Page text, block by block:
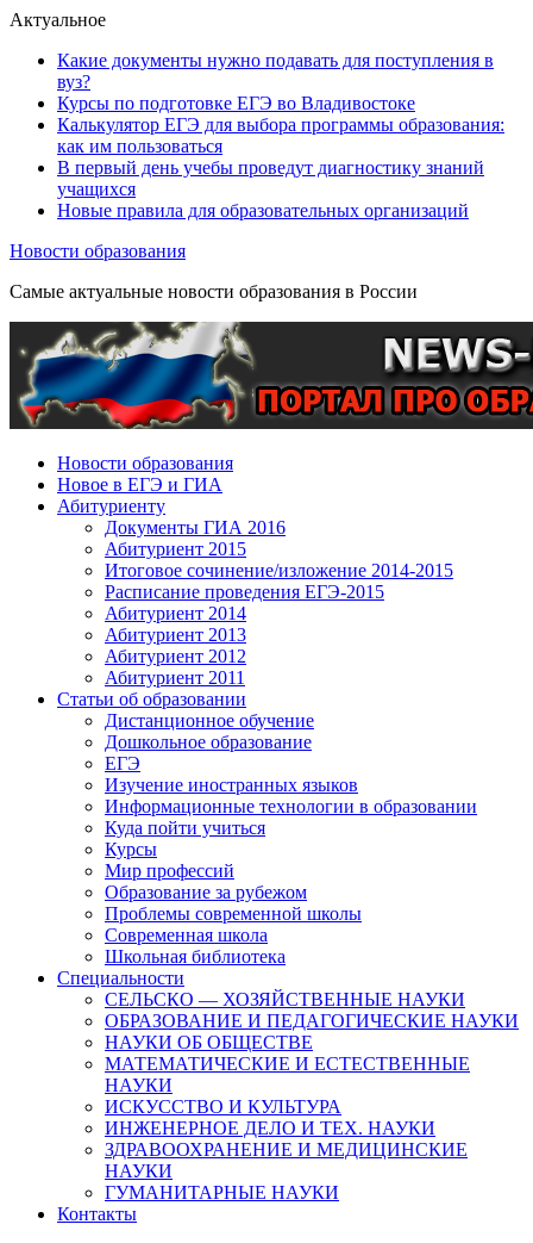
Актуальное
Какие документы нужно подавать для поступления в
вуз?
Курсы по подготовке ЕГЭ во Владивостоке
Калькулятор ЕГЭ для выбора программы образования:
как им пользоваться
В первый день учебы проведут диагностику знаний
учащихся
Новые правила для образовательных организаций
Новости образования
Самые актуальные новости образования в России
Новости образования
Новое в ЕГЭ и ГИА
Абитуриенту
Документы ГИА 2016
Абитуриент 2015
Итоговое сочинение/изложение 2014-2015
Расписание проведения ЕГЭ-2015
Абитуриент 2014
Абитуриент 2013
Абитуриент 2012
Абитуриент 2011
Статьи об образовании
Дистанционное обучение
Дошкольное образование
ЕГЭ
Изучение иностранных языков
Информационные технологии в образовании
Куда пойти учиться
Курсы
Мир профессий
Образование за рубежом
Проблемы современной школы
Современная школа
Школьная библиотека
Специальности
СЕЛЬСКО — ХОЗЯЙСТВЕННЫЕ НАУКИ
ОБРАЗОВАНИЕ И ПЕДАГОГИЧЕСКИЕ НАУКИ
НАУКИ ОБ ОБЩЕСТВЕ
МАТЕМАТИЧЕСКИЕ И ЕСТЕСТВЕННЫЕ
НАУКИ
ИСКУССТВО И КУЛЬТУРА
ИНЖЕНЕРНОЕ ДЕЛО И ТЕХ. НАУКИ
ЗДРАВООХРАНЕНИЕ И МЕДИЦИНСКИЕ
НАУКИ
ГУМАНИТАРНЫЕ НАУКИ
Контакты